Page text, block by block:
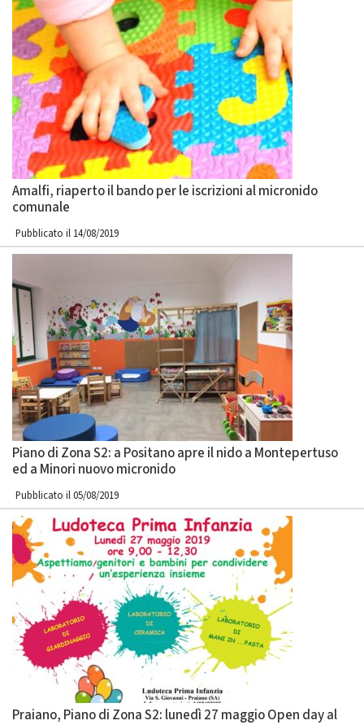
Amalfi, riaperto il bando per le iscrizioni al micronido
comunale
Pubblicato il 14/08/2019
Piano di Zona S2: a Positano apre il nido a Montepertuso
ed a Minori nuovo micronido
Pubblicato il 05/08/2019
Praiano, Piano di Zona S2: lunedì 27 maggio Open day al